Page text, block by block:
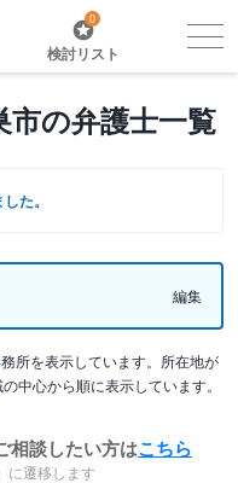
0
検討リスト
の弁護士一覧
た。
編集
所を表示しています。所在地が
中心から順に表示しています。
相談したい方はこちら
に遷移します